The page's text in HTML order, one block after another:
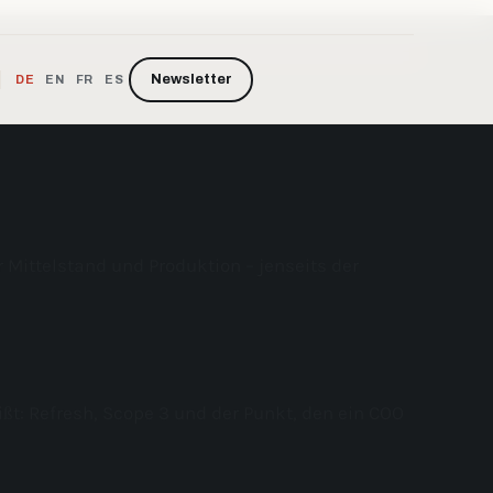
DE EN FR ES Newsletter